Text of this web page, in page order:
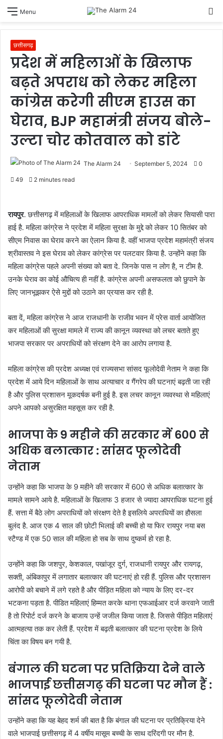
Menu
छत्तीसगढ़
प्रदेश में महिलाओं के खिलाफ
बढ़ते अपराध को लेकर महिला
कांग्रेस करेगी सीएम हाउस का
घेराव, BJP महामंत्री संजय बोले-
उल्टा चोर कोतवाल को डांटे
The Alarm 24 September 5, 2024 0
49 2 minutes read
रायपुर. छत्तीसगढ़ में महिलाओं के खिलाफ आपराधिक मामलों को लेकर सियासी पारा
हाई है. महिला कांग्रेस ने प्रदेश में महिला सुरक्षा के मुद्दे को लेकर 10 सितंबर को
सीएम निवास का घेराव करने का ऐलान किया है. वहीं भाजपा प्रदेश महामंत्री संजय
श्रीवास्तव ने इस घेराव को लेकर कांग्रेस पर पलटवार किया है. उन्होंने कहा कि
महिला कांग्रेस पहले अपनी संख्या को बता दे. जिनके पास न लोग है, न टीम है.
उनके घेराव का कोई औचित्य ही नहीं है. कांग्रेस अपनी असफलता को छुपाने के
लिए जानभूझकर ऐसे मुद्दों को उठाने का प्रयास कर रही है.
बता दें, महिला कांग्रेस ने आज राजधानी के राजीव भवन में प्रेस वार्ता आयोजित
कर महिलाओं की सुरक्षा मामले में राज्य की कानून व्यवस्था को लचर बताते हुए
भाजपा सरकार पर अपराधियों को संरक्षण देने का आरोप लगाया है.
महिला कांग्रेस की प्रदेश अध्यक्ष एवं राज्यसभा सांसद फूलोदेवी नेताम ने कहा कि
प्रदेश में आये दिन महिलाओं के साथ अत्याचार व गैंगरेप की घटनाएं बढ़ती जा रही
है और पुलिस प्रशासन मूकदर्षक बनी हुई है. इस लचर कानून व्यवस्था से महिलाएं
अपने आपको असुरक्षित महसूस कर रही है.
भाजपा के 9 महीने की सरकार में 600 से
अधिक बलात्कार : सांसद फूलोदेवी
नेताम
उन्होंने कहा कि भाजपा के 9 महीने की सरकार में 600 से अधिक बलात्कार के
मामले सामने आये है. महिलाओं के खिलाफ 3 हजार से ज्यादा आपराधिक घटना हुई
हैं. सत्ता में बैठे लोग अपराधियों को संरक्षण देते है इसलिये अपराधियों का हौसला
बुलंद है. आज एक 4 साल की छोटी भिलाई की बच्ची हो या फिर रायपुर नया बस
स्टैण्ड में एक 50 साल की महिला हो सब के साथ दुष्कर्म हो रहा है.
उन्होंने कहा कि जशपुर, केशकाल, पखांजूर दुर्ग, राजधानी रायपुर और रायगढ़,
सक्ती, अंबिकापुर में लगातार बलात्कार की घटनाएं हो रही हैं. पुलिस और प्रशासन
आरोपी को बचाने में लगे रहते है और पीड़ित महिला को न्याय के लिए दर-दर
भटकना पड़ता है. पीडित महिलाएं हिम्मत करके थाना एफआईआर दर्ज करवाने जाती
है तो रिपोर्ट दर्ज करने के बाजाय उन्हें जजील किया जाता है. जिससे पीड़ित महिलाएं
आत्महत्या तक कर लेती हैं. प्रदेश में बढ़ती बलात्कार की घटना प्रदेश के लिये
चिंता का विषय बन गयी है.
बंगाल की घटना पर प्रतिक्रिया देने वाले
भाजपाई छत्तीसगढ़ की घटना पर मौन हैं :
सांसद फूलोदेवी नेताम
उन्होंने कहा कि यह बेहद शर्म की बात है कि बंगाल की घटना पर प्रतिक्रिया देने
वाले भाजपाई छत्तीसगढ़ में 4 वर्षीय मासूम बच्ची के साथ दरिंदगी पर मौन है.